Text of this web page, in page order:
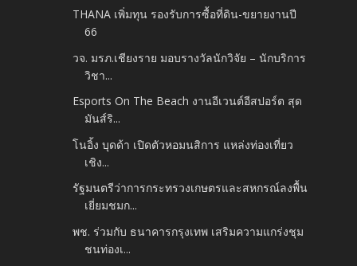
THANA เพิ่มทุน รองรับการซื้อที่ดิน-ขยายงานปี
66
วจ. มรภ.เชียงราย มอบรางวัลนักวิจัย – นักบริการ
วิชา...
Esports On The Beach งานอีเวนต์อีสปอร์ต สุด
มันส์ริ...
โนอิ้ง บุดด้า เปิดตัวหอมนสิการ แหล่งท่องเที่ยว
เชิง...
รัฐมนตรีว่าการกระทรวงเกษตรและสหกรณ์ลงพื้น
เยี่ยมชมก...
พช. ร่วมกับ ธนาคารกรุงเทพ เสริมความแกร่งชุม
ชนท่องเ...